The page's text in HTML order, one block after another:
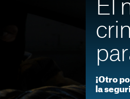
El
¡Otro
la